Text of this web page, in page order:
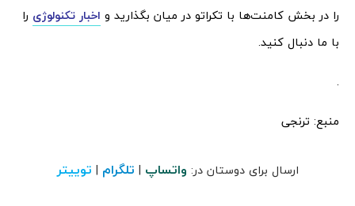
را در بخش کامنت‌ها با تکراتو در میان بگذارید و اخبار تکنولوژی را
با ما دنبال کنید.
.
منبع: ترنجی
ارسال برای دوستان در: واتساپ | تلگرام | توییتر